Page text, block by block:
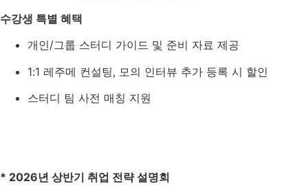
수강생 특별 혜택
개인/그룹 스터디 가이드 및 준비 자료 제공
1:1 레주메 컨설팅, 모의 인터뷰 추가 등록 시 할인
스터디 팀 사전 매칭 지원
* 2026년 상반기 취업 전략 설명회